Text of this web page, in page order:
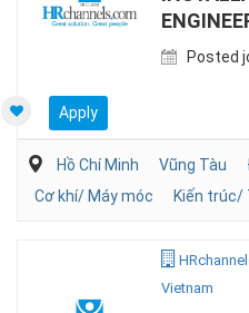
Posted
Apply
Hồ Chí Minh Vũng Tàu
Cơ khí/ Máy móc
Kiến trúc/
Vietnam